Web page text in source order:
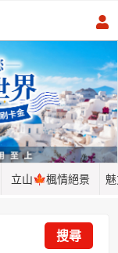
立山🍁楓情絕景
搜尋